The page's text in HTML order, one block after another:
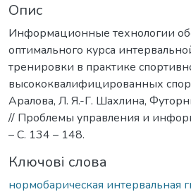
Опис
Информационные технологии
оптимального курса
тренировки в практике
высококвалифицированных
Аралова, Л. Я.-Г. Шахлина,
// Проблемы управления и
– С. 134 – 148.
Ключові слова
нормобарическая интервальная